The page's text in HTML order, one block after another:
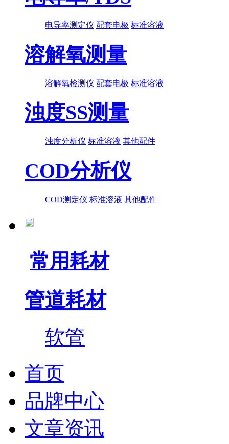
电导率测定仪 配套电极 标准溶液
溶解氧测量
溶解氧检测仪 配套电极 标准溶液
浊度SS测量
浊度分析仪 标准溶液 其他配件
COD分析仪
COD测定仪 标准溶液 其他配件
常用耗材
管道耗材
软管
首页
品牌中心
文章资讯